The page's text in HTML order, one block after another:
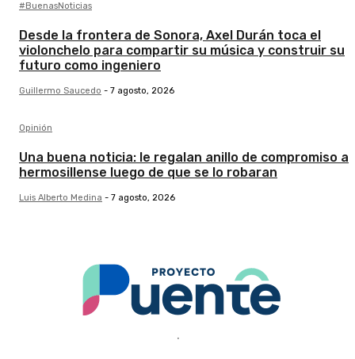
#BuenasNoticias
Desde la frontera de Sonora, Axel Durán toca el
violonchelo para compartir su música y construir su
futuro como ingeniero
Guillermo Saucedo - 7 agosto, 2026
Opinión
Una buena noticia: le regalan anillo de compromiso a
hermosillense luego de que se lo robaran
Luis Alberto Medina - 7 agosto, 2026
.